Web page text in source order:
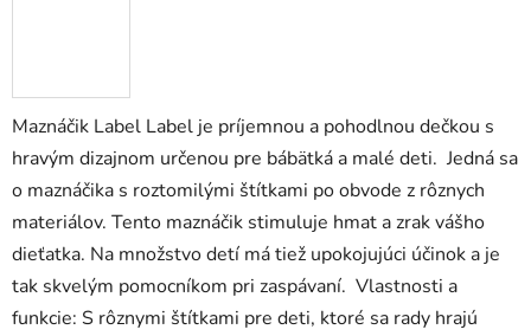
Maznáčik Label Label je príjemnou a pohodlnou dečkou s
hravým dizajnom určenou pre bábätká a malé deti. Jedná sa
o maznáčika s roztomilými štítkami po obvode z rôznych
materiálov. Tento maznáčik stimuluje hmat a zrak vášho
dieťatka. Na množstvo detí má tiež upokojujúci účinok a je
tak skvelým pomocníkom pri zaspávaní. Vlastnosti a
funkcie: S rôznymi štítkami pre deti, ktoré sa rady hrajú